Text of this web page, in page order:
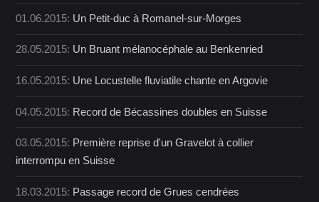
01.06.2015: Un Petit-duc à Romanel-sur-Morges
28.05.2015: Un Bruant mélanocéphale au Benkenried
16.05.2015: Une Locustelle fluviatile chante en Argovie
04.05.2015: Record de Bécassines doubles en Suisse
03.05.2015: Première reprise d'un Gravelot à collier
interrompu en Suisse
18.03.2015: Passage record de Grues cendrées